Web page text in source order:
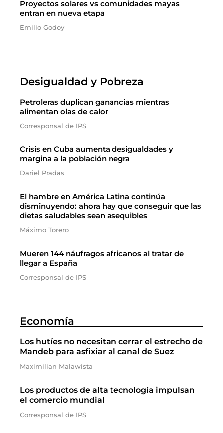
Proyectos solares vs comunidades mayas
entran en nueva etapa
Emilio Godoy
Desigualdad y Pobreza
Petroleras duplican ganancias mientras
alimentan olas de calor
Corresponsal de IPS
Crisis en Cuba aumenta desigualdades y
margina a la población negra
Dariel Pradas
El hambre en América Latina continúa
disminuyendo: ahora hay que conseguir que las
dietas saludables sean asequibles
Máximo Torero
Mueren 144 náufragos africanos al tratar de
llegar a España
Corresponsal de IPS
Economía
Los hutíes no necesitan cerrar el estrecho de
Mandeb para asfixiar al canal de Suez
Maximilian Malawista
Los productos de alta tecnología impulsan
el comercio mundial
Corresponsal de IPS